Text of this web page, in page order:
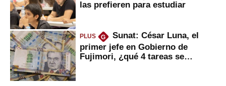
las prefieren para estudiar
PLUS G
Sunat: César Luna, el
primer jefe en Gobierno de
Fujimori, ¿qué 4 tareas se